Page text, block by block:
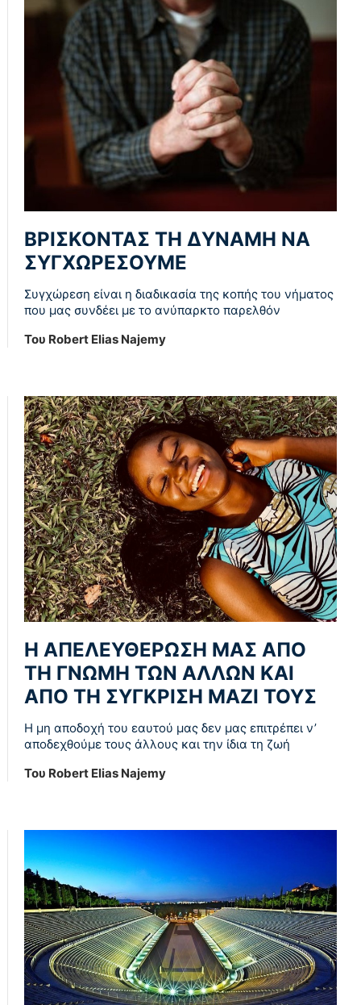
ΒΡΙΣΚΟΝΤΑΣ ΤΗ ΔΥΝΑΜΗ ΝΑ
ΣΥΓΧΩΡΕΣΟΥΜΕ
Συγχώρεση είναι η διαδικασία της κοπής του νήματος
που μας συνδέει με το ανύπαρκτο παρελθόν
Του Robert Elias Najemy
Η ΑΠΕΛΕΥΘΕΡΩΣΗ ΜΑΣ ΑΠΟ
ΤΗ ΓΝΩΜΗ ΤΩΝ ΑΛΛΩΝ ΚΑΙ
ΑΠΟ ΤΗ ΣΥΓΚΡΙΣΗ ΜΑΖΙ ΤΟΥΣ
Η μη αποδοχή του εαυτού μας δεν μας επιτρέπει ν’
αποδεχθούμε τους άλλους και την ίδια τη ζωή
Του Robert Elias Najemy